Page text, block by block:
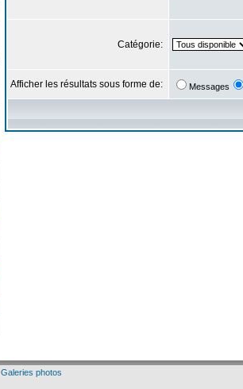
Catégorie:
Afficher les résultats sous forme de: Messages
Galeries photos